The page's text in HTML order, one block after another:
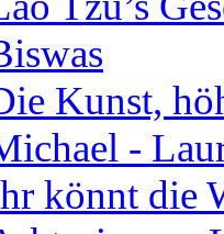
Kunst,
-
könnt die